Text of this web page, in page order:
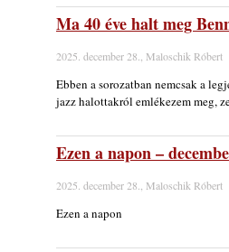
Ma 40 éve halt meg
2025. december 28., Maloschik Róbert
Ebben a sorozatban nemcsak a
jazz halottakról emlékezem meg,
Ezen a napon –
2025. december 28., Maloschik Róbert
Ezen a napon